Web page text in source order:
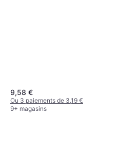
9,58 €
Ou 3 paiements de 3,19 €
9+ magasins